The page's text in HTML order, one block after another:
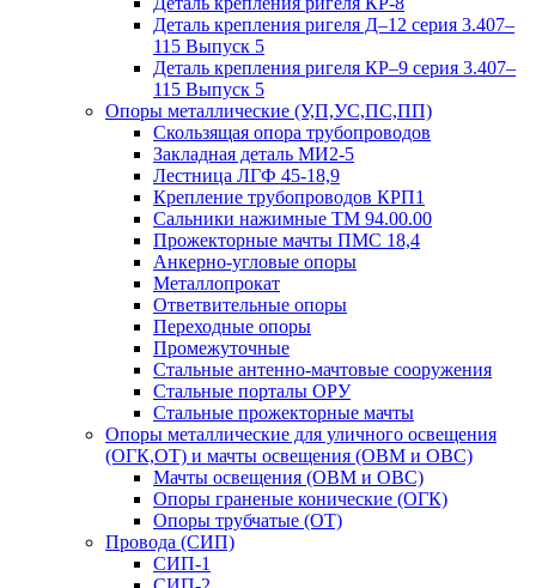
Деталь крепления ригеля Д–12 серия 3.407–
115 Выпуск 5
Деталь крепления ригеля КР–9 серия 3.407–
115 Выпуск 5
Опоры металлические (У,П,УС,ПС,ПП)
Скользящая опора трубопроводов
Закладная деталь МИ2-5
Лестница ЛГФ 45-18,9
Крепление трубопроводов КРП1
Сальники нажимные ТМ 94.00.00
Прожекторные мачты ПМС 18,4
Анкерно-угловые опоры
Металлопрокат
Ответвительные опоры
Переходные опоры
Промежуточные
Стальные антенно-мачтовые сооружения
Стальные порталы ОРУ
Стальные прожекторные мачты
Опоры металлические для уличного освещения
(ОГК,ОТ) и мачты освещения (ОВМ и ОВС)
Мачты освещения (ОВМ и ОВС)
Опоры граненые конические (ОГК)
Опоры трубчатые (ОТ)
Провода (СИП)
СИП-1